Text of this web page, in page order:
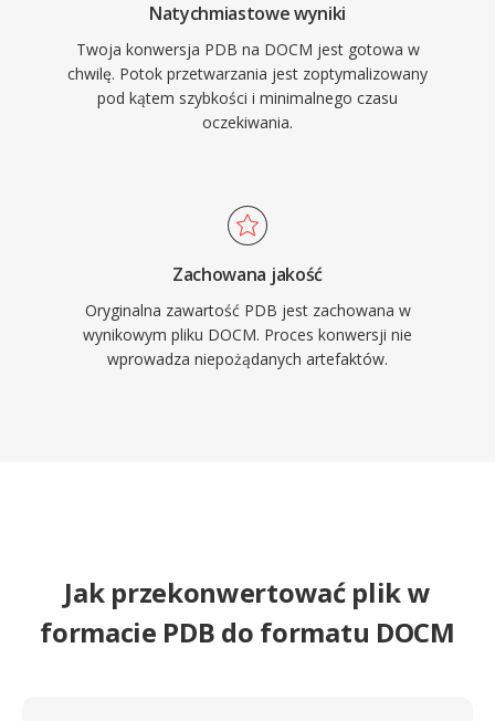
Natychmiastowe wyniki
Twoja konwersja PDB na DOCM jest gotowa w
chwilę. Potok przetwarzania jest zoptymalizowany
pod kątem szybkości i minimalnego czasu
oczekiwania.
Zachowana jakość
Oryginalna zawartość PDB jest zachowana w
wynikowym pliku DOCM. Proces konwersji nie
wprowadza niepożądanych artefaktów.
Jak przekonwertować plik w
formacie PDB do formatu DOCM